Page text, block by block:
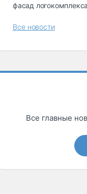
фасад
Все новости
Все главные